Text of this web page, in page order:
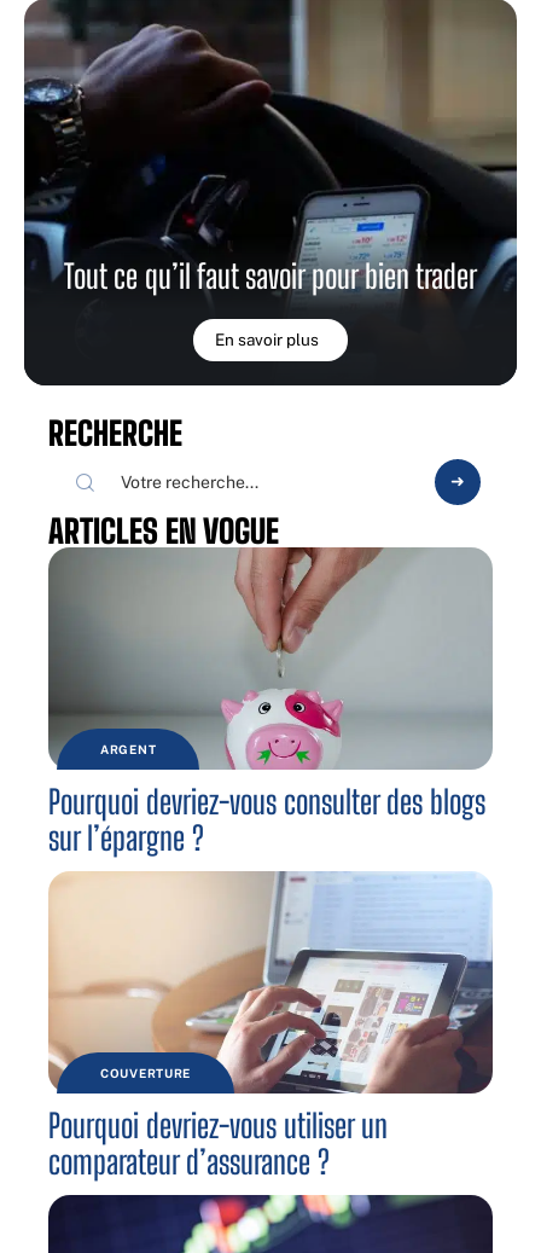
Tout ce qu’il faut savoir pour bien trader
En savoir plus
RECHERCHE
ARTICLES EN VOGUE
ARGENT
Pourquoi devriez-vous consulter des blogs
sur l’épargne ?
COUVERTURE
Pourquoi devriez-vous utiliser un
comparateur d’assurance ?